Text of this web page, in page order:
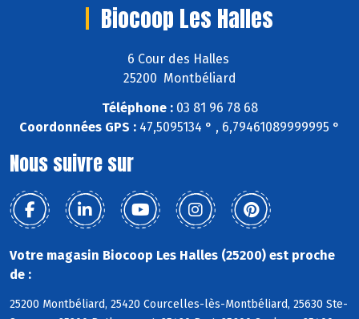
Biocoop Les Halles
6 Cour des Halles
25200 Montbéliard
Téléphone :03 81 96 78 68
Coordonnées GPS : 47,5095134 ° , 6,79461089999995 °
Nous suivre sur
Votre magasin Biocoop Les Halles (25200) est proche
de :
25200 Montbéliard, 25420 Courcelles-lès-Montbéliard, 25630 Ste-